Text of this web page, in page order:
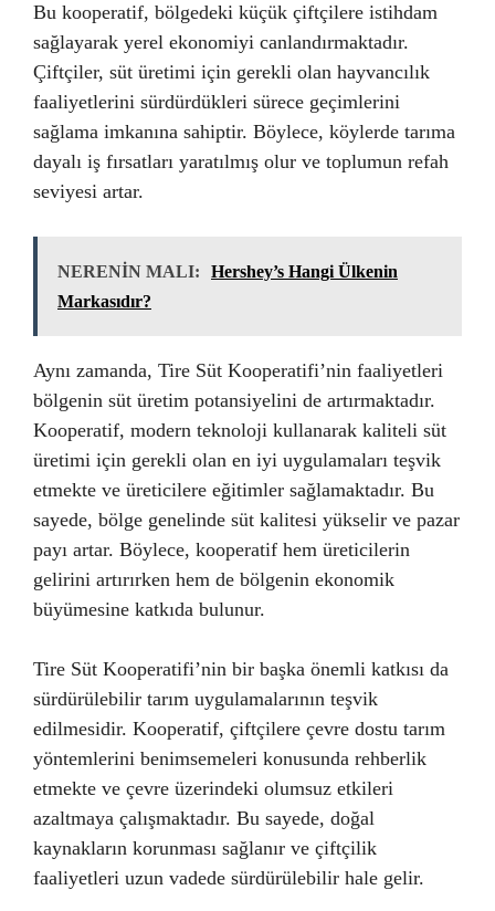
Bu kooperatif, bölgedeki küçük çiftçilere istihdam
sağlayarak yerel ekonomiyi canlandırmaktadır.
Çiftçiler, süt üretimi için gerekli olan hayvancılık
faaliyetlerini sürdürdükleri sürece geçimlerini
sağlama imkanına sahiptir. Böylece, köylerde tarıma
dayalı iş fırsatları yaratılmış olur ve toplumun refah
seviyesi artar.
NERENİN MALI:
Hershey’s Hangi Ülkenin
Markasıdır?
Aynı zamanda, Tire Süt Kooperatifi’nin faaliyetleri
bölgenin süt üretim potansiyelini de artırmaktadır.
Kooperatif, modern teknoloji kullanarak kaliteli süt
üretimi için gerekli olan en iyi uygulamaları teşvik
etmekte ve üreticilere eğitimler sağlamaktadır. Bu
sayede, bölge genelinde süt kalitesi yükselir ve pazar
payı artar. Böylece, kooperatif hem üreticilerin
gelirini artırırken hem de bölgenin ekonomik
büyümesine katkıda bulunur.
Tire Süt Kooperatifi’nin bir başka önemli katkısı da
sürdürülebilir tarım uygulamalarının teşvik
edilmesidir. Kooperatif, çiftçilere çevre dostu tarım
yöntemlerini benimsemeleri konusunda rehberlik
etmekte ve çevre üzerindeki olumsuz etkileri
azaltmaya çalışmaktadır. Bu sayede, doğal
kaynakların korunması sağlanır ve çiftçilik
faaliyetleri uzun vadede sürdürülebilir hale gelir.